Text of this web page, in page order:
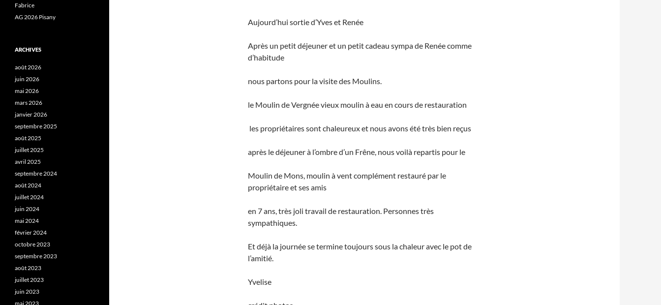
Aujourd’hui sortie d’Yves et Renée
Après un petit déjeuner et un petit cadeau sympa de Renée comme
d’habitude
nous partons pour la visite des Moulins.
le Moulin de Vergnée vieux moulin à eau en cours de restauration
les propriétaires sont chaleureux et nous avons été très bien reçus
après le déjeuner à l’ombre d’un Frêne, nous voilà repartis pour le
Moulin de Mons, moulin à vent complément restauré par le
propriétaire et ses amis
en 7 ans, très joli travail de restauration. Personnes très
sympathiques.
Et déjà la journée se termine toujours sous la chaleur avec le pot de
l’amitié.
Yvelise
Fabrice
AG 2026 Pisany
ARCHIVES
août 2026
juin 2026
mai 2026
mars 2026
janvier 2026
septembre 2025
août 2025
juillet 2025
avril 2025
septembre 2024
août 2024
juillet 2024
juin 2024
mai 2024
février 2024
octobre 2023
septembre 2023
août 2023
juillet 2023
juin 2023
mai 2023